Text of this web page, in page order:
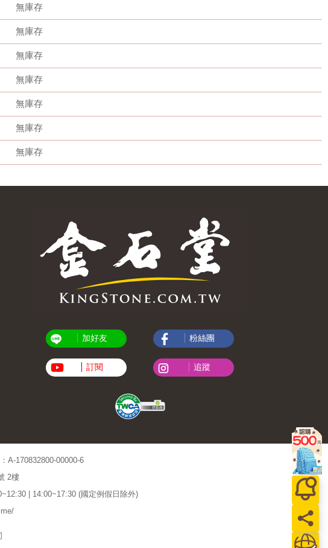
無庫存
無庫存
無庫存
無庫存
無庫存
無庫存
無庫存
加好友
訂閱
粉絲團
追蹤
A-170832800-00000-6
2樓
| 14:00~17:30 (國定例假日除外)